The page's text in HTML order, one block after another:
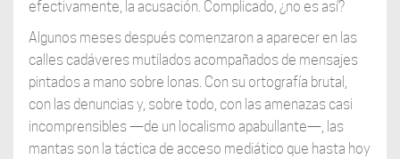
efectivamente, la acusación. Complicado, ¿no es así?
Algunos meses después comenzaron a aparecer en las
calles cadáveres mutilados acompañados de mensajes
pintados a mano sobre lonas. Con su ortografía brutal,
con las denuncias y, sobre todo, con las amenazas casi
incomprensibles —de un localismo apabullante—, las
mantas son la táctica de acceso mediático que hasta hoy